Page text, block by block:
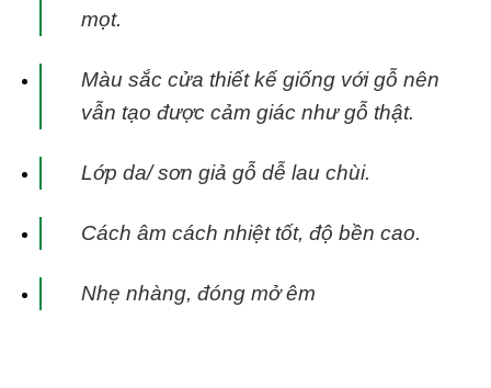
mọt.
Màu sắc cửa thiết kế giống với gỗ nên
vẫn tạo được cảm giác như gỗ thật.
Lớp da/ sơn giả gỗ dễ lau chùi.
Cách âm cách nhiệt tốt, độ bền cao.
Nhẹ nhàng, đóng mở êm